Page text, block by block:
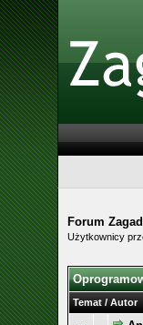
Forum
Użytkownicy
Temat/ Autor